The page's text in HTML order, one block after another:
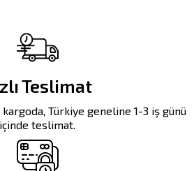
Teslimat
Türkiye geneline 1-3 iş günü
içinde teslimat.